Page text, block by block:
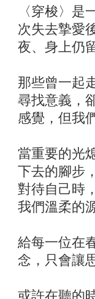
〈穿梭〉
次失去摯愛
夜、身上仍
那些曾一起
尋找意義，
感覺，但我
當重要的光
下去的腳步
對待自己時
我們溫柔的
給每一位在
念，只會讓
或許在聽的